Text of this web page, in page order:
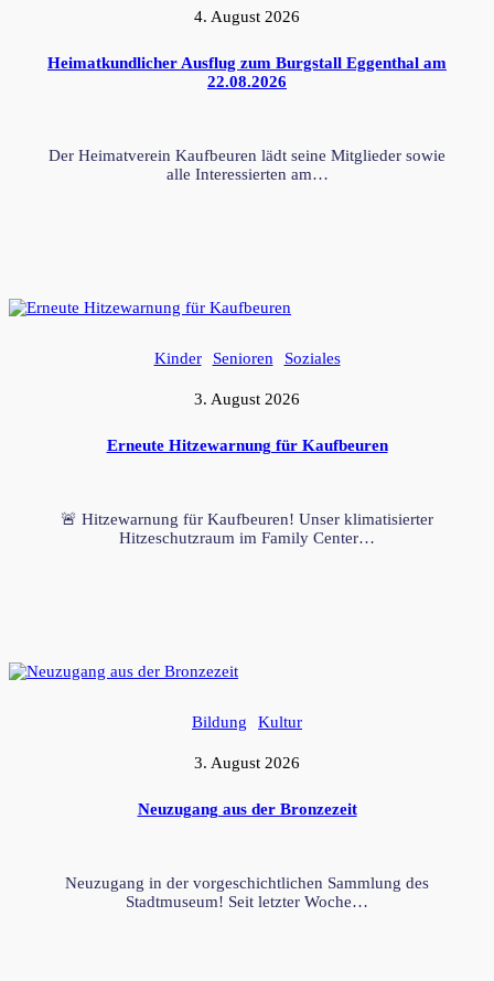
4. August 2026
Heimatkundlicher Ausflug zum Burgstall Eggenthal am
22.08.2026
Der Heimatverein Kaufbeuren lädt seine Mitglieder sowie
alle Interessierten am…
Kinder Senioren Soziales
3. August 2026
Erneute Hitzewarnung für Kaufbeuren
🚨 Hitzewarnung für Kaufbeuren! Unser klimatisierter
Hitzeschutzraum im Family Center…
Bildung Kultur
3. August 2026
Neuzugang aus der Bronzezeit
Neuzugang in der vorgeschichtlichen Sammlung des
Stadtmuseum! Seit letzter Woche…